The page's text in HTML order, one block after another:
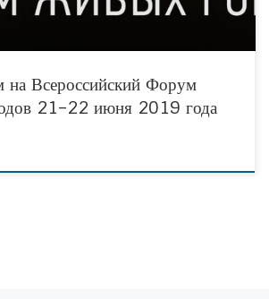
на Всероссийский Форум
21–22 июня 2019 года